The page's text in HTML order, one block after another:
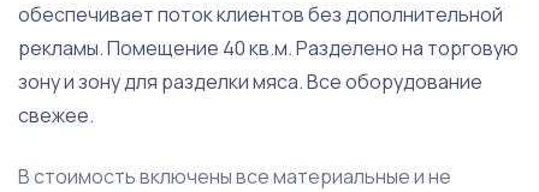
обеспечивает поток клиентов без дополнительной
рекламы. Помещение 40 кв.м. Разделено на торговую
зону и зону для разделки мяса. Все оборудование
свежее.
В стоимость включены все материальные и не